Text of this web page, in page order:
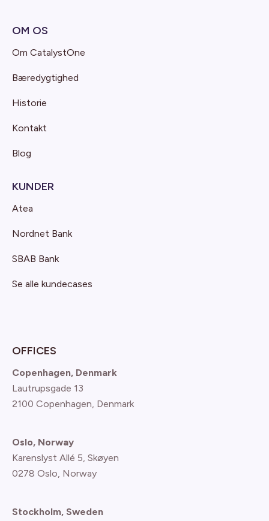
OM OS
Om CatalystOne
Bæredygtighed
Historie
Kontakt
Blog
KUNDER
Atea
Nordnet Bank
SBAB Bank
Se alle kundecases
OFFICES
Copenhagen, Denmark
Lautrupsgade 13
2100 Copenhagen , Denmark
Oslo, Norway
Karenslyst Allé 5, Skøyen
0278 Oslo, Norway
Stockholm, Sweden